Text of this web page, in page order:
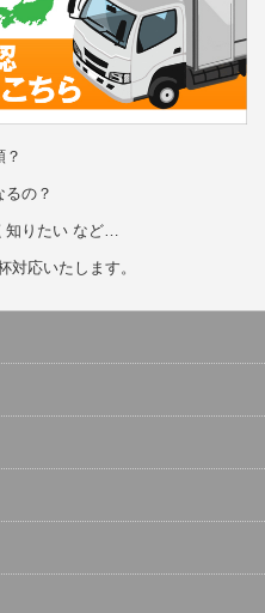
の？
知りたい など…
応いたします。